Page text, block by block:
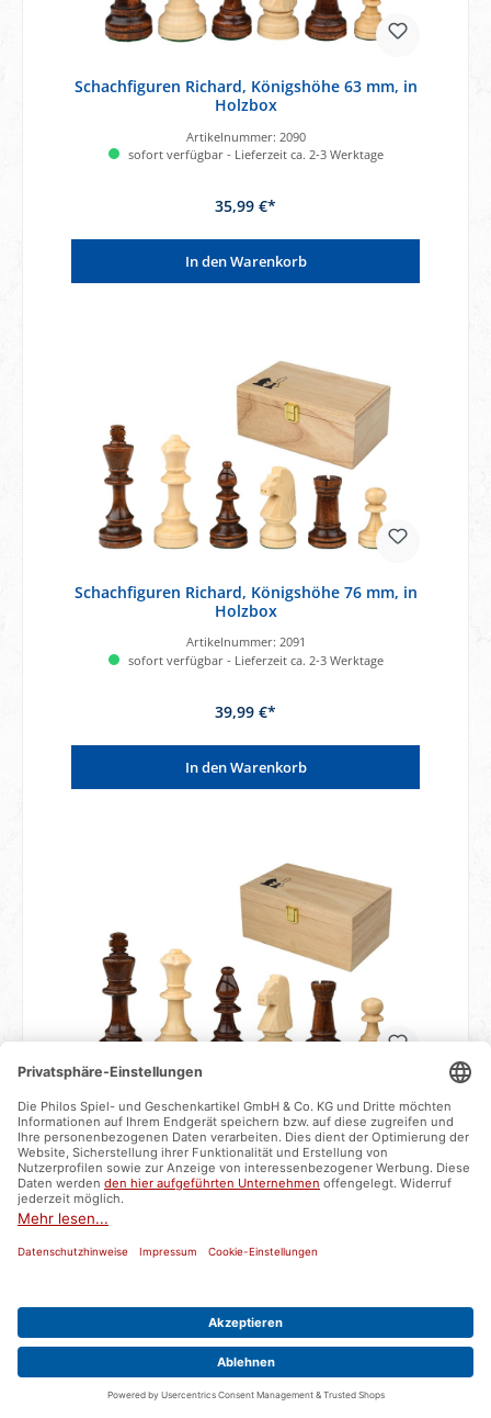
Schachfiguren Richard, Königshöhe 63 mm, in
Holzbox
Artikelnummer: 2090
sofort verfügbar - Lieferzeit ca. 2-3 Werktage
35,99 €*
In den Warenkorb
Schachfiguren Richard, Königshöhe 76 mm, in
Holzbox
Artikelnummer: 2091
sofort verfügbar - Lieferzeit ca. 2-3 Werktage
39,99 €*
In den Warenkorb
Schachfiguren Richard, Königshöhe 90 mm, in
Holzbox
Artikelnummer:2092
sofort verfügbar - Lieferzeit ca. 2-3 Werktage